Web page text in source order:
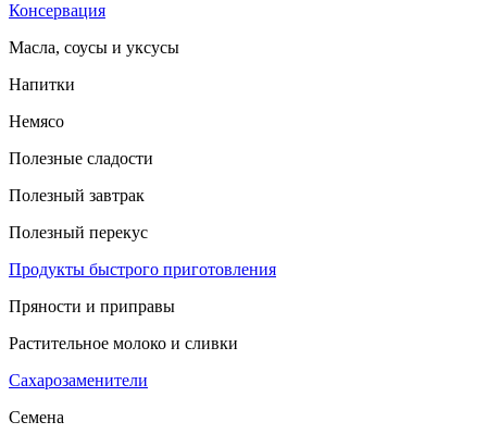
Консервация
Масла, соусы и уксусы
Напитки
Немясо
Полезные сладости
Полезный завтрак
Полезный перекус
Продукты быстрого приготовления
Пряности и приправы
Растительное молоко и сливки
Сахарозаменители
Семена